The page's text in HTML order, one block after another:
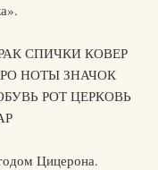
СПИЧКИ КОВЕР
НОТЫ ЗНАЧОК
РОТ ЦЕРКОВЬ
Цицерона.